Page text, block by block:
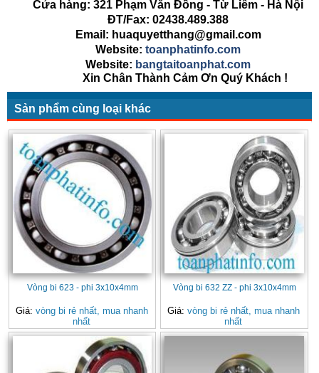
Cửa hàng: 321 Phạm Văn Đồng - Từ Liêm - Hà Nội
ĐT/Fax: 02438.489.388
Email: huaquyetthang@gmail.com
Website: toanphatinfo.com
Website: bangtaitoanphat.com
Xin Chân Thành Cảm Ơn Quý Khách !
Sản phẩm cùng loại khác
Vòng bi 623 - phi 3x10x4mm
Giá: vòng bi rẻ nhất, mua nhanh
nhất
Vòng bi 632 ZZ - phi 3x10x4mm
Giá: vòng bi rẻ nhất, mua nhanh
nhất